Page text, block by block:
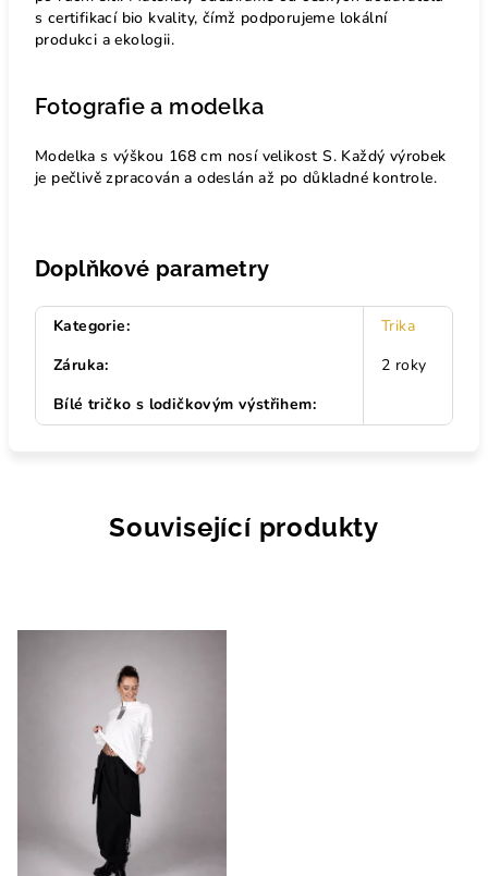
s certifikací bio kvality, čímž podporujeme lokální
produkci a ekologii.
Fotografie a modelka
Modelka s výškou 168 cm nosí velikost S. Každý výrobek
je pečlivě zpracován a odeslán až po důkladné kontrole.
Doplňkové parametry
Kategorie:
Trika
Záruka:
2 roky
Bílé tričko s lodičkovým výstřihem:
Související produkty